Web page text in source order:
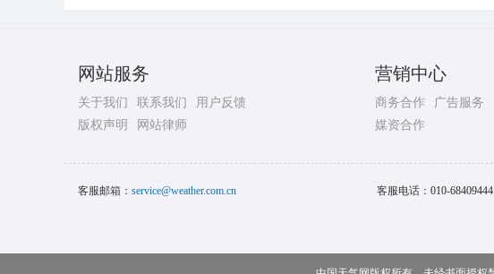
网站服务
关于我们 联系我们
用户反馈
版权声明
网站律师
营销中心
商务合作
广告服务
媒资合作
客服邮箱： service@weather.com.cn 客服电话： 010-68409444